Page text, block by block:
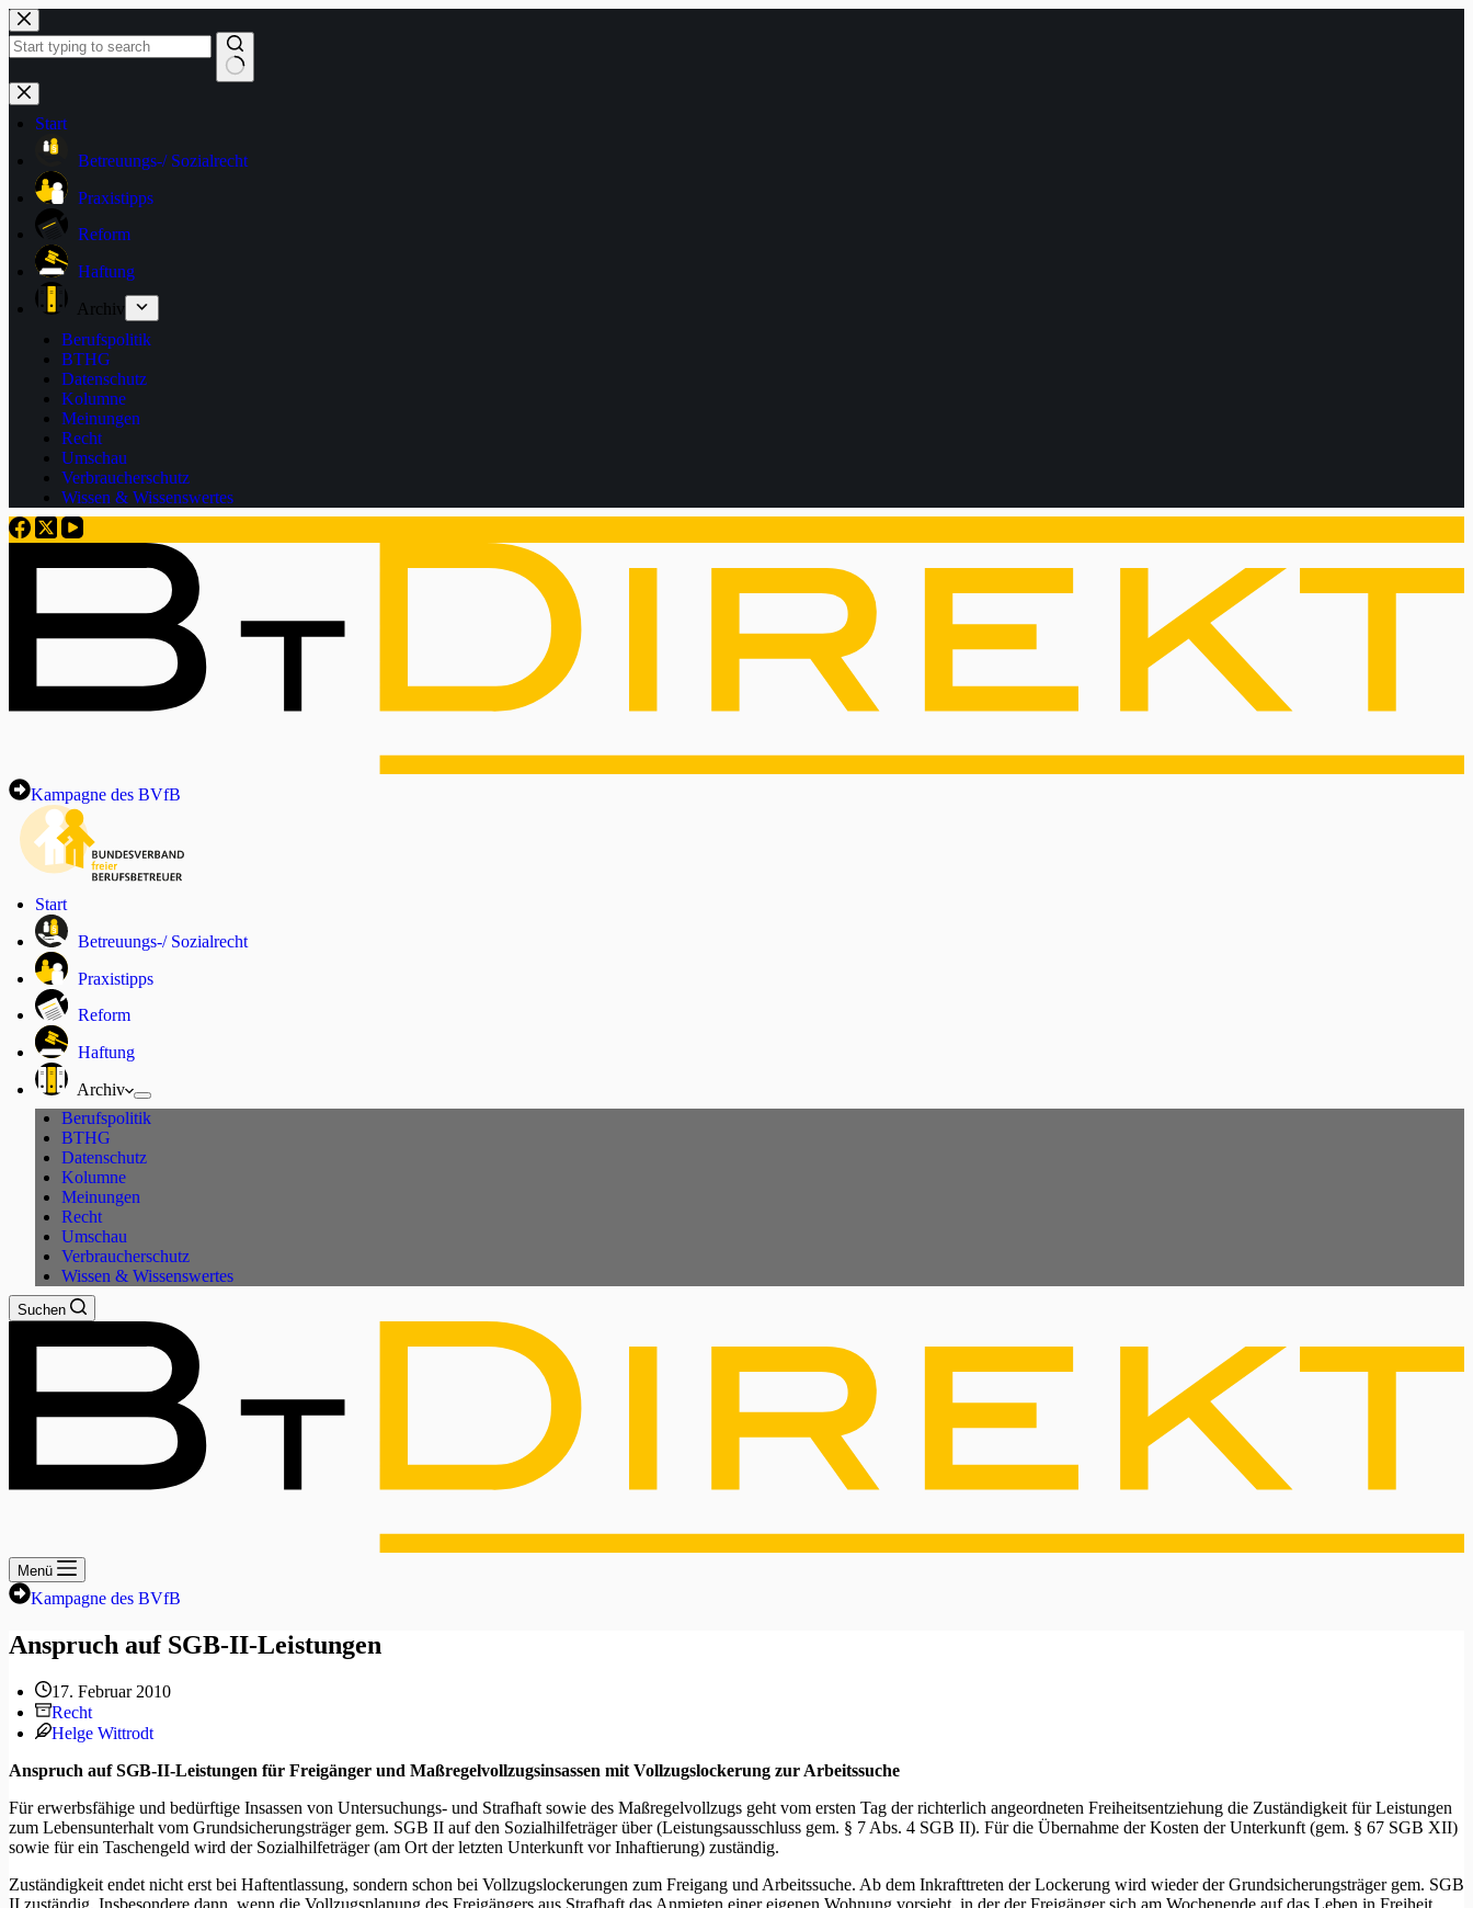
Zum
Inhalt
springen
Keine
Ergebnisse
Start
Betreuungs-/ Sozialrecht
Praxistipps
Reform
Haftung
Archiv
Berufspolitik
BTHG
Datenschutz
Kolumne
Meinungen
Recht
Umschau
Verbraucherschutz
Wissen & Wissenswertes
Kampagne des BVfB
Start
Betreuungs-/ Sozialrecht
Praxistipps
Reform
Haftung
Archiv
Berufspolitik
BTHG
Datenschutz
Kolumne
Meinungen
Recht
Umschau
Verbraucherschutz
Wissen & Wissenswertes
Suchen
Menü
Kampagne des BVfB
Anspruch auf SGB-II-Leistungen
17. Februar 2010
Recht
Helge Wittrodt
Anspruch auf SGB-II-Leistungen für Freigänger und Maßregelvollzugsinsassen mit Vollzugslockerung zur Arbeitssuche
Für erwerbsfähige und bedürftige Insassen von Untersuchungs- und Strafhaft sowie des Maßregelvollzugs geht vom ersten Tag der richterlich angeordneten Freiheitsentziehung die Zuständigkeit für Leistungen
zum Lebensunterhalt vom Grundsicherungsträger gem. SGB II auf den Sozialhilfeträger über (Leistungsausschluss gem. § 7 Abs. 4 SGB II). Für die Übernahme der Kosten der Unterkunft (gem. § 67 SGB XII)
sowie für ein Taschengeld wird der Sozialhilfeträger (am Ort der letzten Unterkunft vor Inhaftierung) zuständig.
Zuständigkeit endet nicht erst bei Haftentlassung, sondern schon bei Vollzugslockerungen zum Freigang und Arbeitssuche. Ab dem Inkrafttreten der Lockerung wird wieder der Grundsicherungsträger gem. SGB